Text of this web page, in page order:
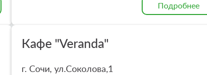
Подробнее
Кафе "Veranda"
г. Сочи, ул.Соколова,1